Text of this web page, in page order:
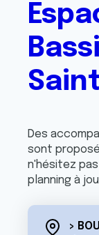
Des
sont
n'hésitez
planning à
>